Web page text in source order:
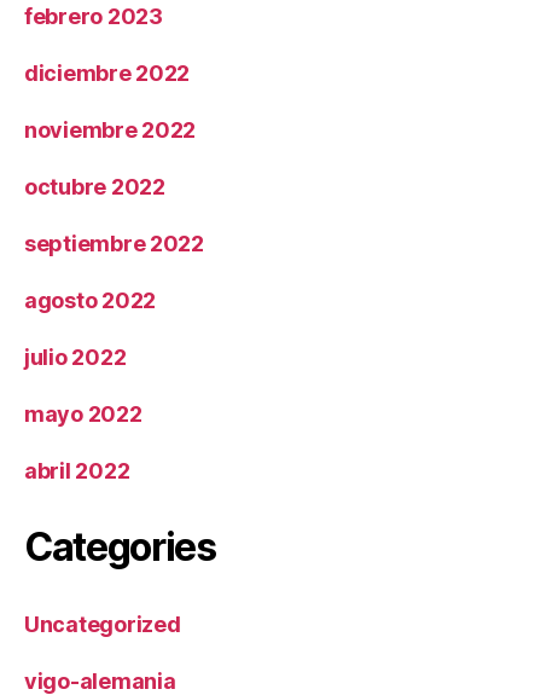
febrero 2023
diciembre 2022
noviembre 2022
octubre 2022
septiembre 2022
agosto 2022
julio 2022
mayo 2022
abril 2022
Categories
Uncategorized
vigo-alemania